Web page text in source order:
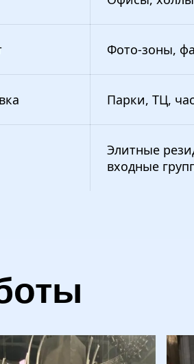
Фото-зоны,
Парки, ТЦ,
Элитные
входные